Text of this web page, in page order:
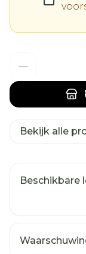
Bekijk alle
Beschikbare